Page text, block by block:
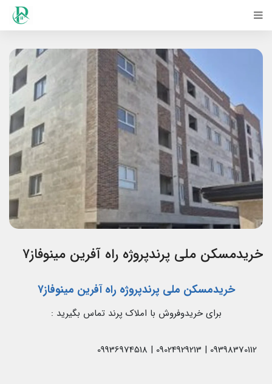
خریدمسکن ملی پرندپروژه راه آفرین مینوفاز۷
خریدمسکن ملی پرندپروژه راه آفرین مینوفاز۷
برای خریدوفروش با املاک پرند تماس بگیرید :